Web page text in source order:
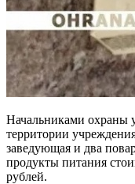
Начальниками охраны
территории
заведующая и два
продукты питания
рублей.